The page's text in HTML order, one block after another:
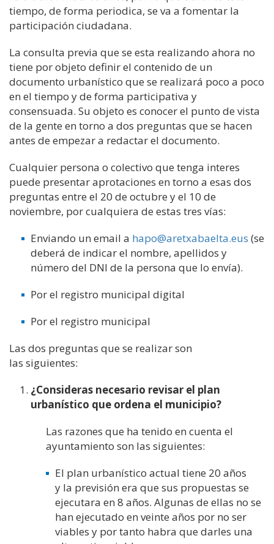
tiempo, de forma periodica, se va a fomentar la
participación ciudadana.
La consulta previa que se esta realizando ahora no
tiene por objeto definir el contenido de un
documento urbanístico que se realizará poco a poco
en el tiempo y de forma participativa y
consensuada. Su objeto es conocer el punto de vista
de la gente en torno a dos preguntas que se hacen
antes de empezar a redactarel documento.
Cualquier persona o colectivo que tenga interes
puede presentar aprotaciones en torno a esas dos
preguntas entre el 20 de octubre y el 10 de
noviembre, porcualquiera de estas tres vías:
Enviando un email a hapo@aretxabaelta.eus (se
deberá de indicar el nombre, apellidos y
número del DNI de la persona que lo envía).
Por el registro municipal digital
Por el registro municipal
Las dos preguntas que se realizar son
las siguientes:
¿Consideras necesario revisar el plan
urbanístico que ordena el municipio?
Las razones que ha tenido en cuenta el
ayuntamiento son las siguientes:
El plan urbanístico actual tiene 20 años
y la previsión era que sus propuestas se
ejecutara en 8 años. Algunas de ellas no se
han ejecutado en veinte años por no ser
viables y por tanto habra que darles una